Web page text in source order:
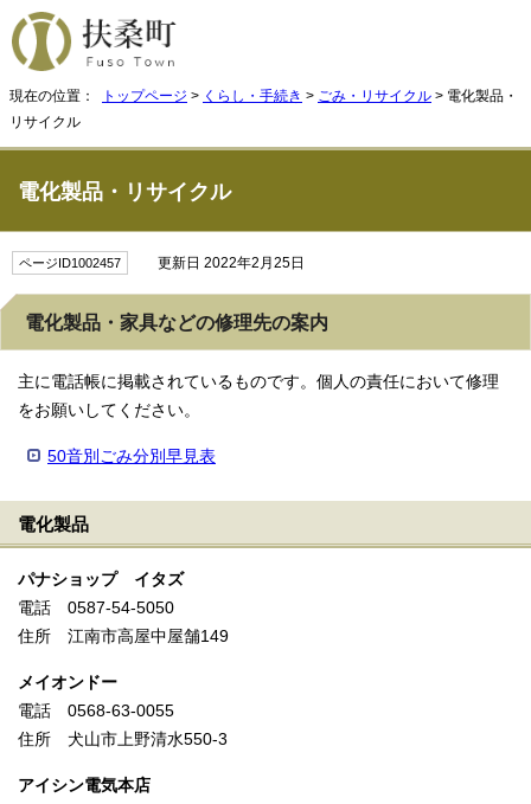
現在の位置： トップページ > くらし・手続き > ごみ・リサイクル > 電化製品・
リサイクル
電化製品・リサイクル
ページID1002457 更新日 2022年2月25日
電化製品・家具などの修理先の案内
主に電話帳に掲載されているものです。個人の責任において修理
をお願いしてください。
50音別ごみ分別早見表
電化製品
パナショップ イタズ
電話 0587-54-5050
住所 江南市高屋中屋舗149
メイオンドー
電話 0568-63-0055
住所 犬山市上野清水550-3
アイシン電気本店